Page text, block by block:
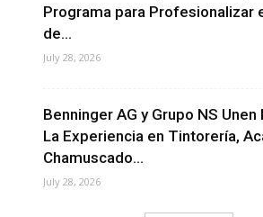
Programa para Profesionalizar
de...
July 28, 2026
Benninger AG y Grupo NS Unen
La Experiencia en Tintorería,
Chamuscado...
July 28, 2026